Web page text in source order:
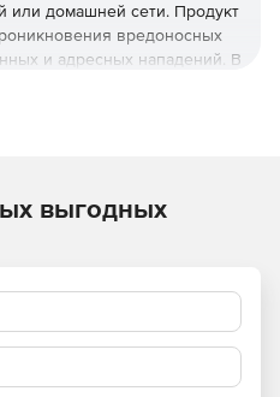
или домашней сети. Продукт
вредоносных
и адресных нападений. В
Desktop
имеет сертификаты
и ФСБ. Это означает, что
выгодных